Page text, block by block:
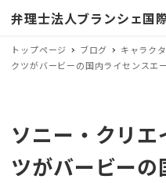
弁理士法人ブランシェ国
トップページ ブログ キャラク
クツがバービーの国内ライセンスエ
ソニー・クリエ
ツがバービー